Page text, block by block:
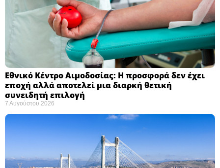
Εθνικό Κέντρο Αιμοδοσίας: H προσφορά δεν έχει
εποχή αλλά αποτελεί μια διαρκή θετική
συνειδητή επιλογή ​
7 Αυγούστου 2026